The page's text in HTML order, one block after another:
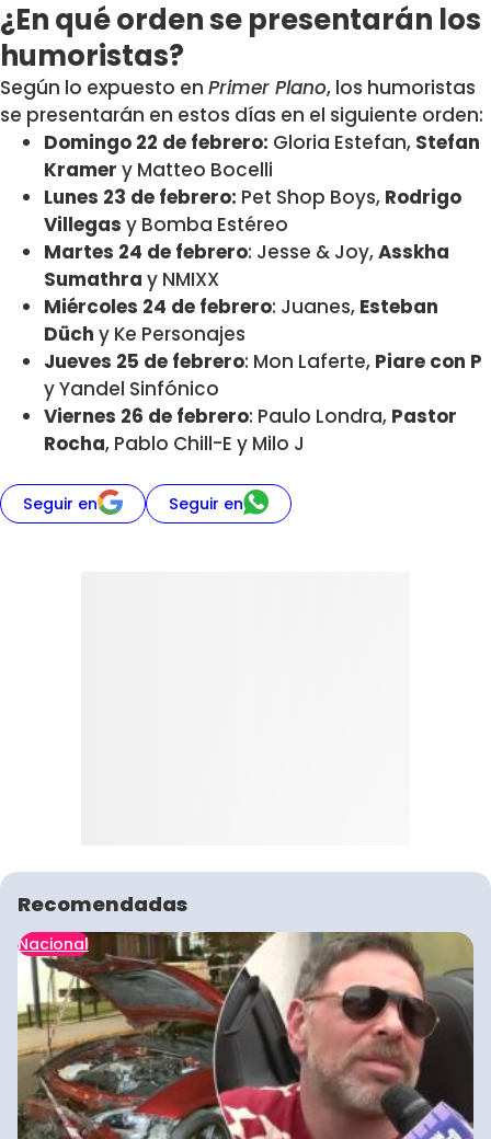
¿En qué orden se presentarán los
humoristas?
Según lo expuesto en Primer Plano, los humoristas
se presentarán en estos días en el siguiente orden:
Domingo 22 de febrero: Gloria Estefan, Stefan
Kramer y Matteo Bocelli
Lunes 23 de febrero: Pet Shop Boys, Rodrigo
Villegas y Bomba Estéreo
Martes 24 de febrero: Jesse & Joy,Asskha
Sumathra y NMIXX
Miércoles 24 de febrero: Juanes, Esteban
Düch y Ke Personajes
Jueves 25 de febrero: Mon Laferte, Piare con P
y Yandel Sinfónico
Viernes 26 de febrero: Paulo Londra, Pastor
Rocha, Pablo Chill-E y Milo J
Seguir en Seguir en
Recomendadas
Nacional